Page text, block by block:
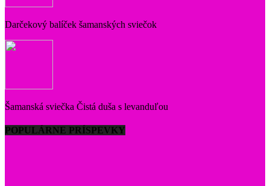
Darčekový balíček šamanských sviečok
Šamanská sviečka Čistá duša s levanduľou
POPULÁRNE PRÍSPEVKY